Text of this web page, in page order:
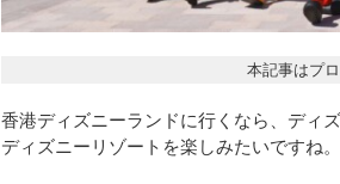
本記事はプ
香港ディズニーランドに行くなら、ディ
ディズニーリゾートを楽しみたいですね。